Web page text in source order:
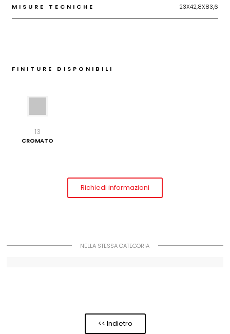
MISURE TECNICHE 23X42,8X83,6
FINITURE DISPONIBILI
13
CROMATO
Richiedi informazioni
NELLA STESSA CATEGORIA
<< Indietro